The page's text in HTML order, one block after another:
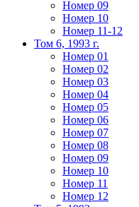
Номер 09
Номер 10
Номер 11-12
Том 6, 1993 г.
Номер 01
Номер 02
Номер 03
Номер 04
Номер 05
Номер 06
Номер 07
Номер 08
Номер 09
Номер 10
Номер 11
Номер 12